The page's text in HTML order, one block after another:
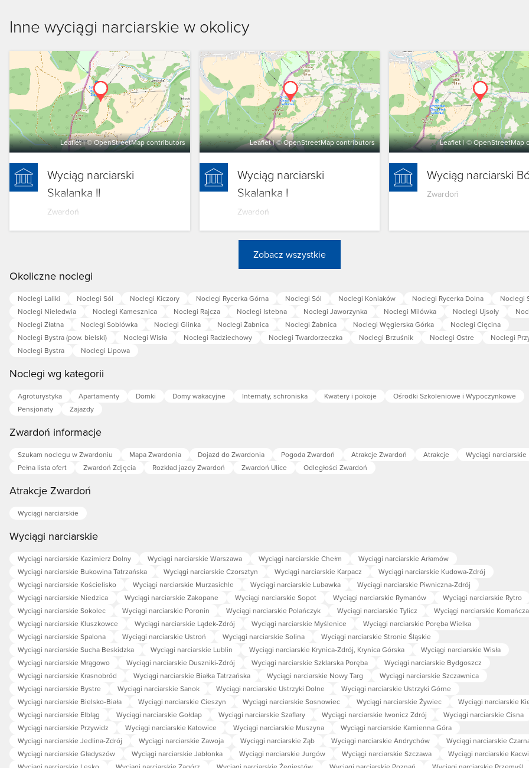
Inne wyciągi narciarskie w okolicy
Leaflet| ©OpenStreetMapcontributors
Wyciąg narciarski
Skalanka II
Zwardoń
Leaflet| ©OpenStreetMapcontributors
Wyciąg narciarski
Skalanka I
Zwardoń
Leaflet| ©OpenStreetMap
Wyciąg narciarski
Zwardoń
Zobacz wszystkie
Okoliczne noclegi
Noclegi Laliki Noclegi Sól Noclegi Kiczory Noclegi Rycerka Górna Noclegi Sól Noclegi Koniaków Noclegi Rycerka Dolna
Noclegi
Noclegi Nieledwia
Noclegi Kamesznica Noclegi Rajcza Noclegi Istebna Noclegi Jaworzynka Noclegi Milówka Noclegi Ujsoły
Noclegi Złatna
Noclegi Soblówka Noclegi Glinka Noclegi Żabnica Noclegi Żabnica Noclegi Węgierska Górka
Noclegi Cięcina
Noclegi Bystra (pow. bielski)
Noclegi Wisła Noclegi Radziechowy Noclegi Twardorzeczka Noclegi Brzuśnik Noclegi Ostre
Noclegi
Noclegi Bystra
Noclegi Lipowa
Noclegi wg kategorii
Agroturystyka Apartamenty Domki Domy wakacyjne Internaty, schroniska Kwatery i pokoje
Ośrodki Szkoleniowe i Wypoczynkowe
Pensjonaty
Zajazdy
Zwardoń informacje
Szukam noclegu w Zwardoniu Mapa Zwardonia Dojazd do Zwardonia Pogoda Zwardoń Atrakcje Zwardoń Atrakcje
Wyciągi narciarskie
Pełna lista ofert
Zwardoń Zdjęcia Rozkład jazdy Zwardoń Zwardoń Ulice Odległości Zwardoń
Atrakcje Zwardoń
Wyciągi narciarskie
Wyciągi narciarskie
Wyciągi narciarskie Kazimierz Dolny Wyciągi narciarskie Warszawa Wyciągi narciarskie Chełm
Wyciągi narciarskie Arłamów
Wyciągi narciarskie Bukowina Tatrzańska
Wyciągi narciarskie Czorsztyn Wyciągi narciarskie Karpacz
Wyciągi narciarskie Kudowa-Zdrój
Wyciągi narciarskie Kościelisko
Wyciągi narciarskie Murzasichle Wyciągi narciarskie Lubawka
Wyciągi narciarskie Piwniczna-Zdrój
Wyciągi narciarskie Niedzica
Wyciągi narciarskie Zakopane Wyciągi narciarskie Sopot Wyciągi narciarskie Rymanów
Wyciągi narciarskie Rytro
Wyciągi narciarskie Sokolec
Wyciągi narciarskie Poronin Wyciągi narciarskie Polańczyk Wyciągi narciarskie Tylicz
Wyciągi narciarskie Komańcza
Wyciągi narciarskie Kluszkowce
Wyciągi narciarskie Lądek-Zdrój Wyciągi narciarskie Myślenice
Wyciągi narciarskie Poręba Wielka
Wyciągi narciarskie Spalona
Wyciągi narciarskie Ustroń Wyciągi narciarskie Solina
Wyciągi narciarskie Stronie Śląskie
Wyciągi narciarskie Sucha Beskidzka
Wyciągi narciarskie Lublin Wyciągi narciarskie Krynica-Zdrój, Krynica Górska
Wyciągi narciarskie Wisła
Wyciągi narciarskie Mrągowo
Wyciągi narciarskie Duszniki-Zdrój Wyciągi narciarskie Szklarska Poręba
Wyciągi narciarskie Bydgoszcz
Wyciągi narciarskie Krasnobród
Wyciągi narciarskie Białka Tatrzańska Wyciągi narciarskie Nowy Targ
Wyciągi narciarskie Szczawnica
Wyciągi narciarskie Bystre
Wyciągi narciarskie Sanok Wyciągi narciarskie Ustrzyki Dolne
Wyciągi narciarskie Ustrzyki Górne
Wyciągi narciarskie Bielsko-Biała
Wyciągi narciarskie Cieszyn Wyciągi narciarskie Sosnowiec Wyciągi narciarskie Żywiec
Wyciągi narciarskie
Wyciągi narciarskie Elbląg
Wyciągi narciarskie Gołdap Wyciągi narciarskie Szaflary Wyciągi narciarskie Iwonicz Zdrój
Wyciągi narciarskie Cisna
Wyciągi narciarskie Przywidz
Wyciągi narciarskie Katowice Wyciągi narciarskie Muszyna
Wyciągi narciarskie Kamienna Góra
Wyciągi narciarskie Jedlina-Zdrój
Wyciągi narciarskie Zawoja Wyciągi narciarskie Ząb Wyciągi narciarskie Andrychów
Wyciągi narciarskie
Wyciągi narciarskie Gładyszów
Wyciągi narciarskie Jabłonka Wyciągi narciarskie Jurgów Wyciągi narciarskie Szczawa
Wyciągi narciarskie